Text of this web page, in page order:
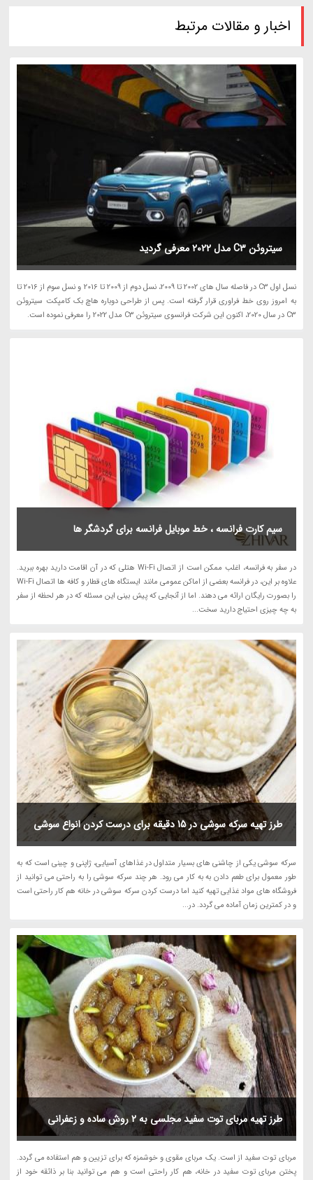
اخبار و مقالات مرتبط
سیتروئن C3 مدل 2022 معرفی گردید
نسل اول C3 در فاصله سال های 2002 تا 2009، نسل دوم از 2009 تا 2016 و نسل سوم از 2016 تا
به امروز روی خط فراوری قرار گرفته است. پس از طراحی دوباره هاچ بک کامپکت سیتروئن
C3 در سال 2020، اکنون این شرکت فرانسوی سیتروئن C3 مدل 2022 را معرفی نموده است.
سیم کارت فرانسه ، خط موبایل فرانسه برای گردشگر ها
در سفر به فرانسه، اغلب ممکن است از اتصال Wi-Fi هتلی که در آن اقامت دارید بهره ببرید.
علاوه بر این، در فرانسه بعضی از اماکن عمومی مانند ایستگاه های قطار و کافه ها اتصال Wi-Fi
را بصورت رایگان ارائه می دهند. اما از آنجایی که پیش بینی این مسئله که در هر لحظه از سفر
به چه چیزی احتیاج دارید سخت...
طرز تهیه سرکه سوشی در 15 دقیقه برای درست کردن انواع سوشی
سرکه سوشی یکی از چاشنی های بسیار متداول در غذاهای آسیایی، ژاپنی و چینی است که به
طور معمول برای طعم دادن به به کار می رود. هر چند سرکه سوشی را به راحتی می توانید از
فروشگاه های مواد غذایی تهیه کنید اما درست کردن سرکه سوشی در خانه هم کار راحتی است
و در کمترین زمان آماده می گردد. در...
طرز تهیه مربای توت سفید مجلسی به 2 روش ساده و زعفرانی
مربای توت سفید از است. یک مربای مقوی و خوشمزه که برای تزیین و هم استفاده می گردد.
پختن مربای توت سفید در خانه، هم کار راحتی است و هم می توانید بنا بر ذائقه خود از